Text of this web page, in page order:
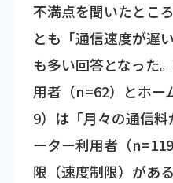
不満点を聞いたとこ
とも「通信速度が遅
も多い回答となった
用者（n=62）とホー
9）は「月々の通信
ーター利用者（
限（速度制限）があ